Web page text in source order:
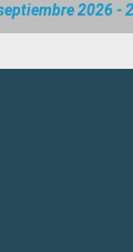
2026 -